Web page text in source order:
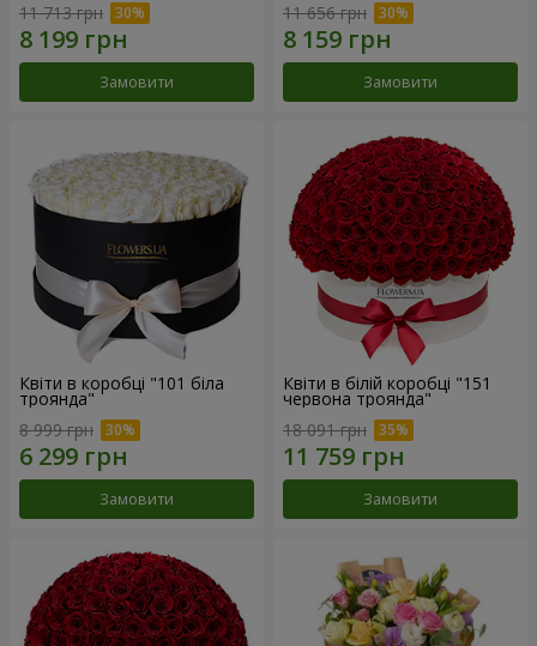
11 713 грн
Замовити
11 656 грн
Замовити
Квіти в коробці "101 біла
троянда"
8 999 грн
Замовити
Квіти в білій коробці "151
червона троянда"
18 091 грн
Замовити